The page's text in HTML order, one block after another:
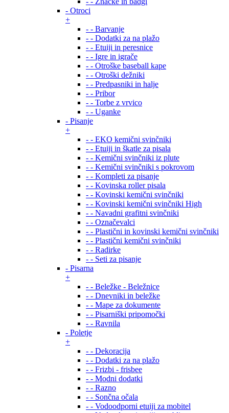
- Otroci
+
- - Barvanje
- - Dodatki za na plažo
- - Etuiji in peresnice
- - Igre in igrače
- - Otroške baseball kape
- - Otroški dežniki
- - Predpasniki in halje
- - Pribor
- - Torbe z vrvico
- - Uganke
- Pisanje
+
- - EKO kemični svinčniki
- - Etuiji in škatle za pisala
- - Kemični svinčniki iz plute
- - Kemični svinčniki s pokrovom
- - Kompleti za pisanje
- - Kovinska roller pisala
- - Kovinski kemični svinčniki
- - Kovinski kemični svinčniki High
- - Navadni grafitni svinčniki
- - Označevalci
- - Plastični in kovinski kemični svinčniki
- - Plastični kemični svinčniki
- - Radirke
- - Seti za pisanje
- Pisarna
+
- - Beležke - Beležnice
- - Dnevniki in beležke
- - Mape za dokumente
- - Pisarniški pripomočki
- - Ravnila
- Poletje
+
- - Dekoracija
- - Dodatki za na plažo
- - Frizbi - frisbee
- - Modni dodatki
- - Razno
- - Sončna očala
- - Vodoodporni etuiji za mobitel